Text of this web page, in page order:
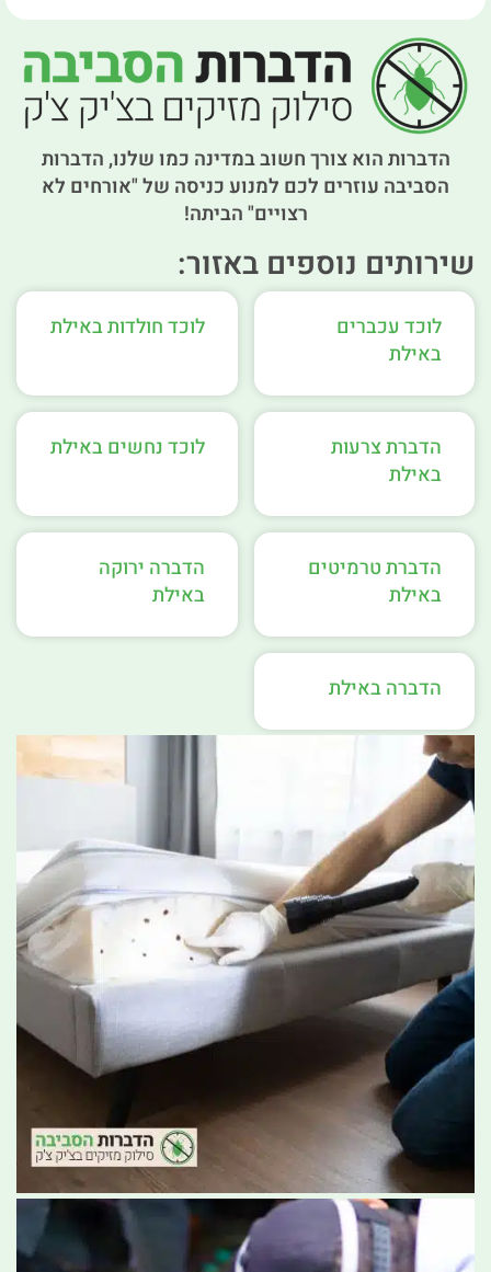
הדברות הוא צורך חשוב במדינה כמו שלנו, הדברות
הסביבה עוזרים לכם למנוע כניסה של "אורחים לא
רצויים" הביתה!
שירותים נוספים באזור:
לוכד עכברים
באילת
לוכד חולדות באילת
הדברת צרעות
באילת
לוכד נחשים באילת
הדברת טרמיטים
באילת
הדברה ירוקה
באילת
הדברה באילת